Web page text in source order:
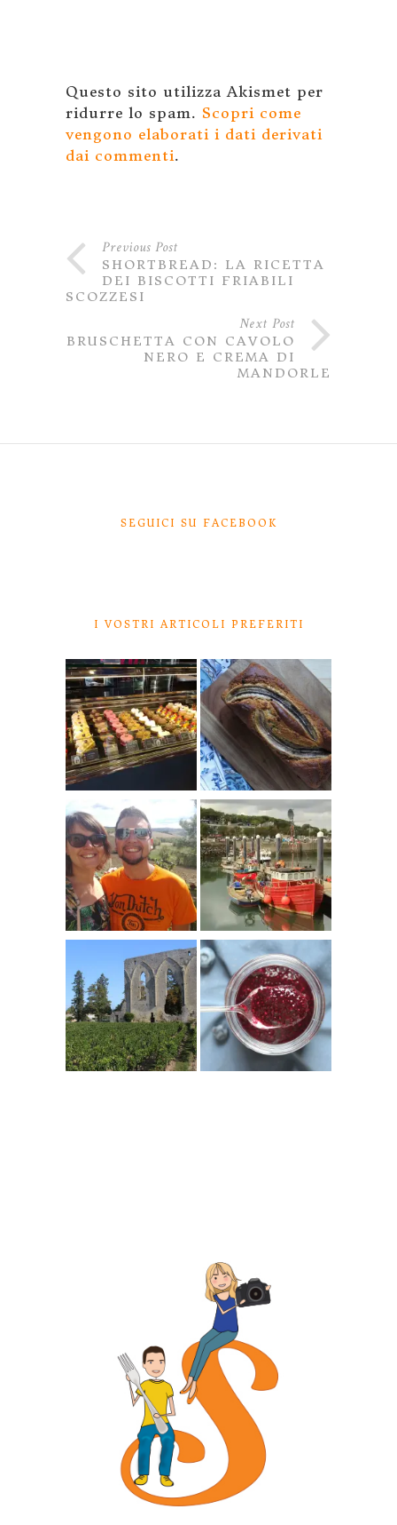
Questo sito utilizza Akismet per
ridurre lo spam. Scopri come
vengono elaborati i dati derivati
dai commenti.
Previous Post
SHORTBREAD: LA RICETTA
DEI BISCOTTI FRIABILI
SCOZZESI
Next Post
BRUSCHETTA CON CAVOLO
NERO E CREMA DI
MANDORLE
SEGUICI SU FACEBOOK
I VOSTRI ARTICOLI PREFERITI